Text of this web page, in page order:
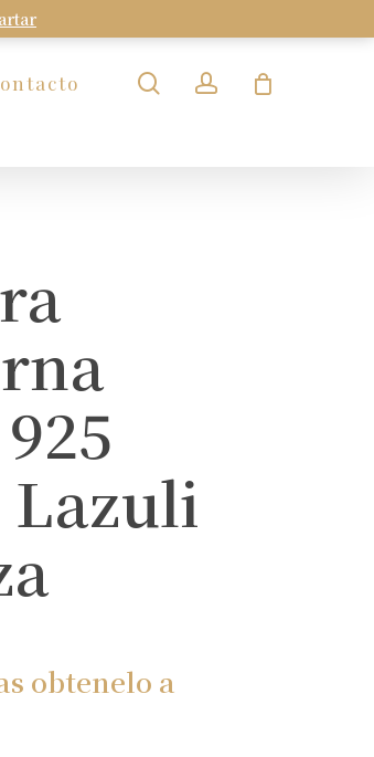
searchaccount
Lazuli
obtenelo a